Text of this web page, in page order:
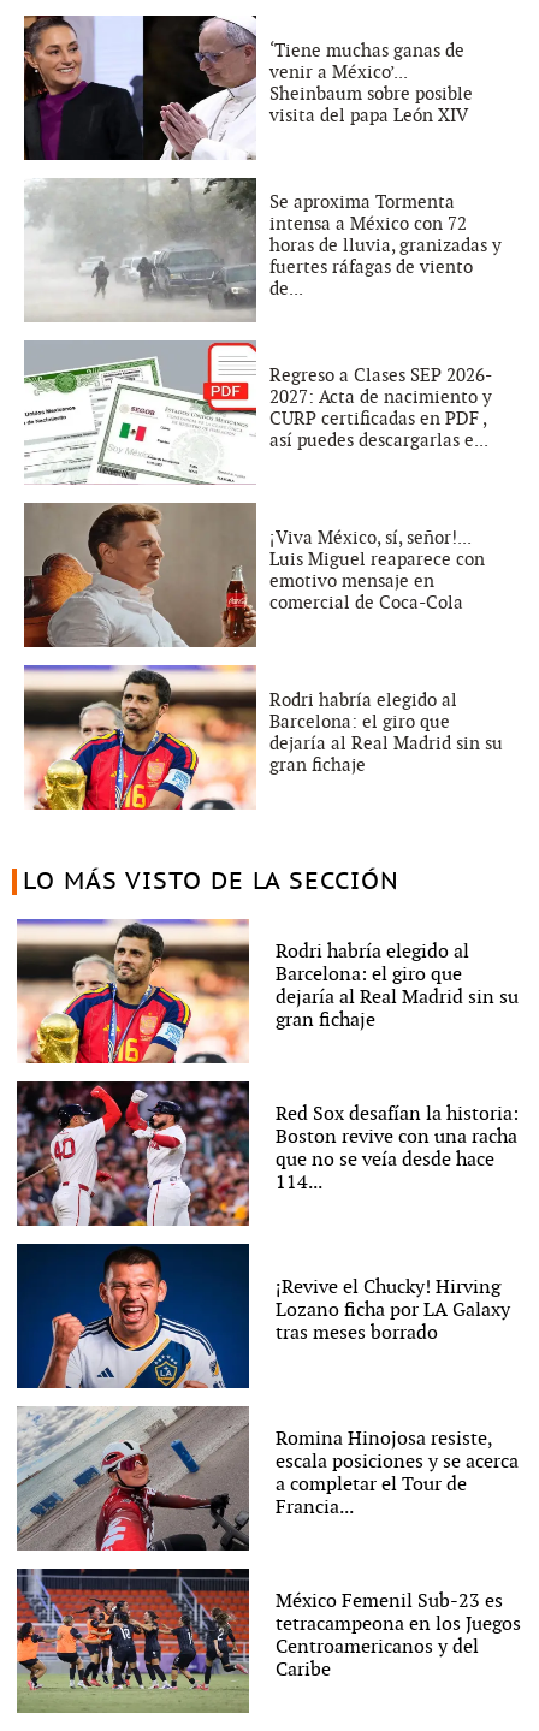
‘Tiene muchas ganas de
venir a México’...
Sheinbaum sobre posible
visita del papa León XIV
Se aproxima Tormenta
intensa a México con 72
horas de lluvia, granizadas y
fuertes ráfagas de viento
de...
Regreso a Clases SEP 2026-
2027: Acta de nacimiento y
CURP certificadas en PDF ,
así puedes descargarlas e...
¡Viva México, sí, señor!...
Luis Miguel reaparece con
emotivo mensaje en
comercial de Coca-Cola
Rodri habría elegido al
Barcelona: el giro que
dejaría al Real Madrid sin su
gran fichaje
LO MÁS VISTO DE LA SECCIÓN
Rodri habría elegido al
Barcelona: el giro que
dejaría al Real Madrid sin su
gran fichaje
Red Sox desafían la historia:
Boston revive con una racha
que no se veía desde hace
114...
¡Revive el Chucky! Hirving
Lozano ficha por LA Galaxy
tras meses borrado
Romina Hinojosa resiste,
escala posiciones y se acerca
a completar el Tour de
Francia...
México Femenil Sub-23 es
tetracampeona en los Juegos
Centroamericanos y del
Caribe